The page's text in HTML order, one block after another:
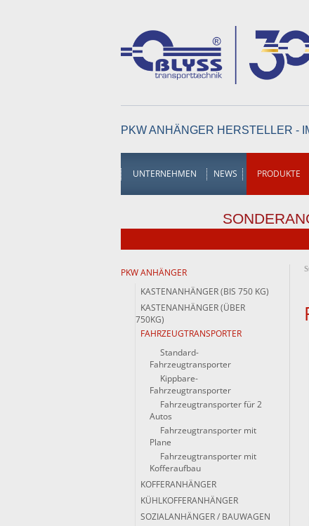
PKW ANHÄNGER HERSTELLER -
UNTERNEHMEN NEWS PRODUKTE
PKW ANHÄNGER
KASTENANHÄNGER (BIS 750 KG)
KASTENANHÄNGER (ÜBER
750KG)
FAHRZEUGTRANSPORTER
Standard-
Fahrzeugtransporter
Kippbare-
Fahrzeugtransporter
Fahrzeugtransporter für 2
Autos
Fahrzeugtransporter mit
Plane
Fahrzeugtransporter mit
Kofferaufbau
KOFFERANHÄNGER
KÜHLKOFFERANHÄNGER
SOZIALANHÄNGER / BAUWAGEN